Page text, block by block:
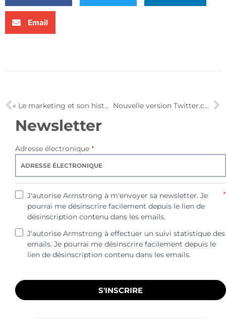
Email
« Le marketing et son histoire » – interview de Thierry Maillet Nouvelle version Twitter.com à découvrir en vidéo !
Newsletter
Adresse électronique *
J'autorise Armstrong à m'envoyer sa newsletter. Je
pourrai me désinscrire facilement depuis le lien de
désinscription contenu dans les emails.
*
J'autorise Armstrong à effectuer un suivi statistique des
emails. Je pourrai me désinscrire facilement depuis le
lien de désinscription contenu dans les emails.
S'INSCRIRE